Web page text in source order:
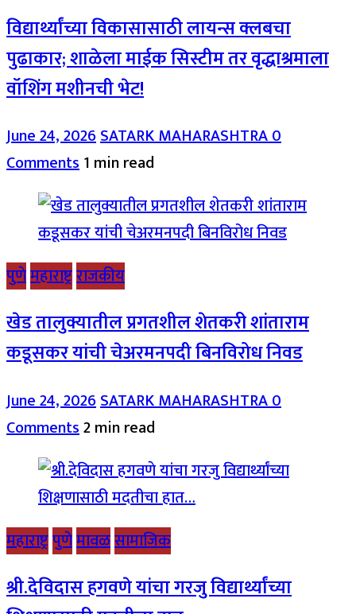
विद्यार्थ्यांच्या विकासासाठी लायन्स क्लबचा
पुढाकार; शाळेला माईक सिस्टीम तर वृद्धाश्रमाला
वॉशिंग मशीनची भेट!
June 24, 2026SATARK MAHARASHTRA0
Comments1 min read
पुणेमहाराष्ट्रराजकीय
खेड तालुक्यातील प्रगतशील शेतकरी शांताराम
कडूसकर यांची चेअरमनपदी बिनविरोध निवड
June 24, 2026SATARK MAHARASHTRA0
Comments2 min read
महाराष्ट्रपुणेमावळसामाजिक
श्री.देविदास हगवणे यांचा गरजु विद्यार्थ्यांच्या